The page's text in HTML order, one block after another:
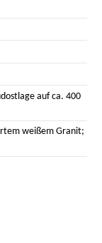
auf ca. 400
weißem Granit;